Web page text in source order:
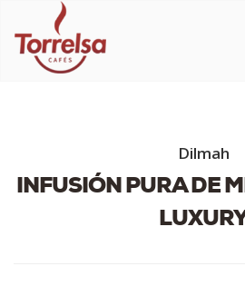
Dilmah
INFUSIÓN PURA DE